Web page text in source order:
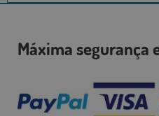
Máxima segurança